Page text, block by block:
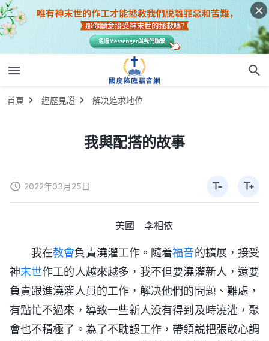
首頁 經歷見證 解决追求地位
我與配搭的故事
2022年03月25日
美國 李相依
我在教會負責澆灌工作。隨着福音的擴展，接受
神末世作工的人越來越多，我不但要澆灌新人，還要
負責跟進澆灌人員的工作，解决他們的問題、難處，
有點忙不過來，導致一些新人没有得到及時澆灌，聚
會也不積極了。為了不耽誤工作，帶領説把張敬心調